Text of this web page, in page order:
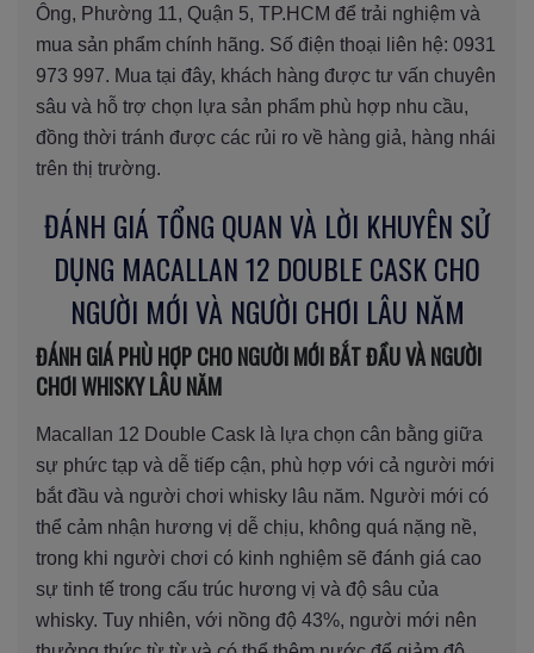
Ông, Phường 11, Quận 5, TP.HCM để trải nghiệm và
mua sản phẩm chính hãng. Số điện thoại liên hệ: 0931
973 997. Mua tại đây, khách hàng được tư vấn chuyên
sâu và hỗ trợ chọn lựa sản phẩm phù hợp nhu cầu,
đồng thời tránh được các rủi ro về hàng giả, hàng nhái
trên thị trường.
ĐÁNH GIÁ TỔNG QUAN VÀ LỜI KHUYÊN SỬ
DỤNG MACALLAN 12 DOUBLE CASK CHO
NGƯỜI MỚI VÀ NGƯỜI CHƠI LÂU NĂM
ĐÁNH GIÁ PHÙ HỢP CHO NGƯỜI MỚI BẮT ĐẦU VÀ NGƯỜI
CHƠI WHISKY LÂU NĂM
Macallan 12 Double Cask là lựa chọn cân bằng giữa
sự phức tạp và dễ tiếp cận, phù hợp với cả người mới
bắt đầu và người chơi whisky lâu năm. Người mới có
thể cảm nhận hương vị dễ chịu, không quá nặng nề,
trong khi người chơi có kinh nghiệm sẽ đánh giá cao
sự tinh tế trong cấu trúc hương vị và độ sâu của
whisky. Tuy nhiên, với nồng độ 43%, người mới nên